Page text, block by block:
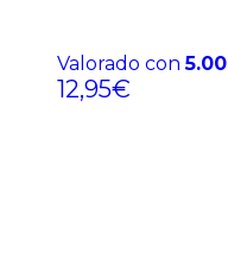
Valorado con5.00
12,95€